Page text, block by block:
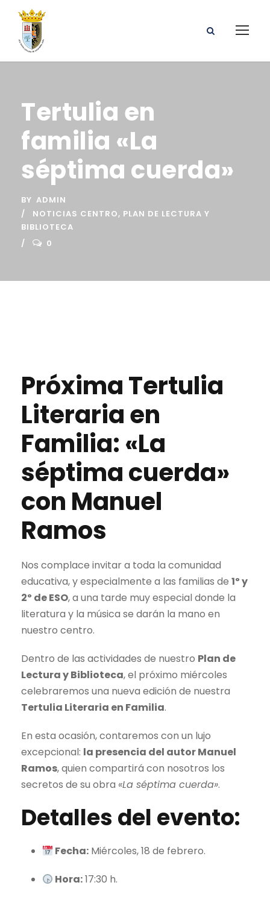
Tertulia en
familia «La
séptima cuerda»
BY ADMIN
NOTICIAS CENTRO, PLAN DE LECTURA Y
BIBLIOTECA
0
Próxima Tertulia
Literaria en
Familia: «La
séptima cuerda»
con Manuel
Ramos
Nos complace invitar a toda la comunidad
educativa, y especialmente a las familias de 1º y
2º de ESO, a una tarde muy especial donde la
literatura y la música se darán la mano en
nuestro centro.
Dentro de las actividades de nuestro Plan de
Lectura y Biblioteca, el próximo miércoles
celebraremos una nueva edición de nuestra
Tertulia Literaria en Familia.
En esta ocasión, contaremos con un lujo
excepcional: la presencia del autor Manuel
Ramos, quien compartirá con nosotros los
secretos de su obra «La séptima cuerda».
Detalles del evento:
Fecha: Miércoles, 18 de febrero.
Hora:17:30 h.